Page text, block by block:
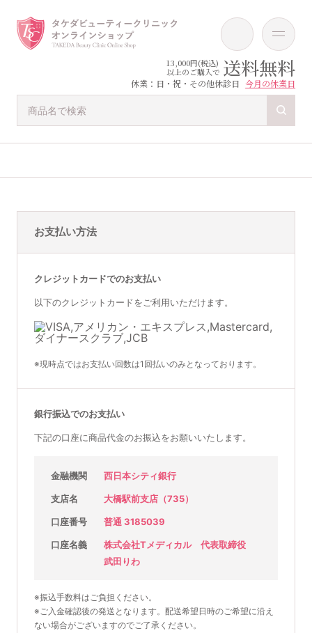
13,000円(税込)
以上のご購入で 送料無料
休業：日・祝・その他休診日 今月の休業日
お支払い方法
クレジットカードでのお支払い
以下のクレジットカードをご利用いただけます。
※現時点ではお支払い回数は1回払いのみとなっております。
銀行振込でのお支払い
下記の口座に商品代金のお振込をお願いいたします。
金融機関 西日本シティ銀行
支店名 大橋駅前支店（735）
口座番号 普通 3185039
口座名義
株式会社Tメディカル 代表取締役
武田りわ
※振込手数料はご負担ください。
※ご入金確認後の発送となります。配送希望日時のご希望に沿え
ない場合がございますのでご了承ください。